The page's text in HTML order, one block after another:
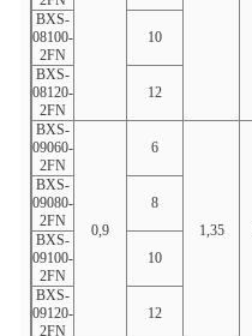
BXS-
08100-
2FN
10
BXS-
08120-
2FN
12
BXS-
09060-
2FN
0,9
6
1,35
BXS-
09080-
2FN
8
BXS-
09100-
2FN
10
BXS-
09120-
2FN
12